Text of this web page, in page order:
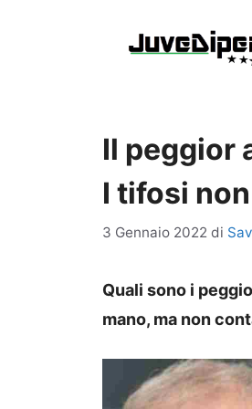
Il peggior
I tifosi
3 Gennaio 2022 di
Quali sono i
mano, ma non